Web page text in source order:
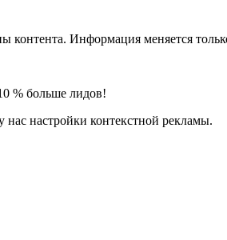
Информация меняется
% больше лидов!
нас настройки контекстной рекламы.